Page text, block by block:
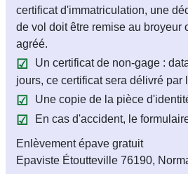
certificat d'immatriculation, une
de vol doit être remise au broyeur
agréé.
Un certificat de non-gage :
jours, ce certificat sera délivré par
Une copie de la pièce
En cas d'accident, le
Enlèvement épave gratuit
Epaviste Étoutteville 76190,